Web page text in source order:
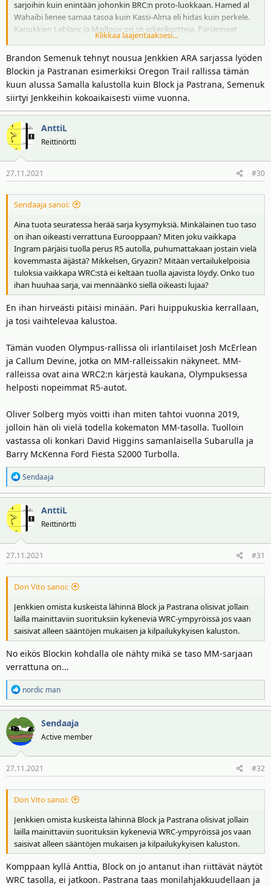
sarjoihin kuin enintään johonkin BRC:n proto-luokkaan. Hamed al
Wahaibi lienee samaa tasoa kuin Kassi-Alma eli hidas kuin perkele.
Kanukkien Leblanc ja Mailloux on sit jokerikortteja. Pärjänneet
hyvin Kanadan puolella ajetuissa ralleissa, jotka Block ja Pastrana on
skipanneet (varmaankin Corona-syistä). Mutta en toistaiseksi usko
että pärjäisivät edes WRC2 ympyröissä.
Pitkäänhän Kiwi Rod Millen ajeli hyvällä menestyksellä noita
Ameriikan ralleja vaikka MM-sarjassa ei niin ihmeellisesti koskaan
pärjännytkään. Lähinnä samalla tasolla olevan vastuksen tarjosi
Audillaan John Buffum.
Klikkaa laajentaaksesi...
Brandon Semenuk tehnyt nousua Jenkkien ARA sarjassa lyöden
Blockin ja Pastranan esimerkiksi Oregon Trail rallissa tämän
kuun alussa Samalla kalustolla kuin Block ja Pastrana, Semenuk
siirtyi Jenkkeihin kokoaikaisesti viime vuonna.
AnttiL
Reittinörtti
27.11.2021 #30
Sendaaja sanoi:
Aina tuota seuratessa herää sarja kysymyksiä. Minkälainen tuo taso
on ihan oikeasti verrattuna Eurooppaan? Miten joku vaikkapa
Ingram pärjäisi tuolla perus R5 autolla, puhumattakaan jostain vielä
kovemmasta äijästä? Mikkelsen, Gryazin? Mitään vertailukelpoisia
tuloksia vaikkapa WRC:stä ei keltään tuolla ajavista löydy. Onko tuo
ihan huuhaa sarja, vai mennäänkö siellä oikeasti lujaa?
En ihan hirveästi pitäisi minään. Pari huippukuskia kerrallaan,
ja tosi vaihtelevaa kalustoa.
Tämän vuoden Olympus-rallissa oli irlantilaiset Josh McErlean
ja Callum Devine, jotka on MM-ralleissakin näkyneet. MM-
ralleissa ovat aina WRC2:n kärjestä kaukana, Olympuksessa
helposti nopeimmat R5-autot.
Oliver Solberg myös voitti ihan miten tahtoi vuonna 2019,
jolloin hän oli vielä todella kokematon MM-tasolla. Tuolloin
vastassa oli konkari David Higgins samanlaisella Subarulla ja
Barry McKenna Ford Fiesta S2000 Turbolla.
R
e
a
k
o
t
Sendaaja
AnttiL
Reittinörtti
27.11.2021 #31
Don Vito sanoi:
Jenkkien omista kuskeista lähinnä Block ja Pastrana olisivat jollain
lailla mainittaviin suorituksiin kykeneviä WRC-ympyröissä jos vaan
saisivat alleen sääntöjen mukaisen ja kilpailukykyisen kaluston.
No eikös Blockin kohdalla ole nähty mikä se taso MM-sarjaan
verrattuna on...
R
e
a
k
t
i
o
t
nordic man
Sendaaja
Active member
27.11.2021 #32
Don Vito sanoi:
Jenkkien omista kuskeista lähinnä Block ja Pastrana olisivat jollain
lailla mainittaviin suorituksiin kykeneviä WRC-ympyröissä jos vaan
saisivat alleen sääntöjen mukaisen ja kilpailukykyisen kaluston.
Komppaan kyllä Anttia, Block on jo antanut ihan riittävät näytöt
WRC tasolla, ei jatkoon. Pastrana taas monilahjakkuudellaan ja